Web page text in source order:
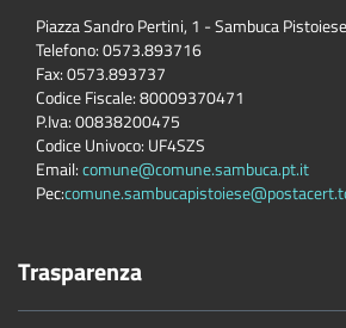
Piazza Sandro Pertini, 1 - Sambuca
Telefono: 0573.893716
Fax: 0573.893737
Codice Fiscale: 80009370471
P.Iva: 00838200475
Codice Univoco: UF4SZS
Email:comune@comune.sambuca.pt.it
Pec:
Trasparenza